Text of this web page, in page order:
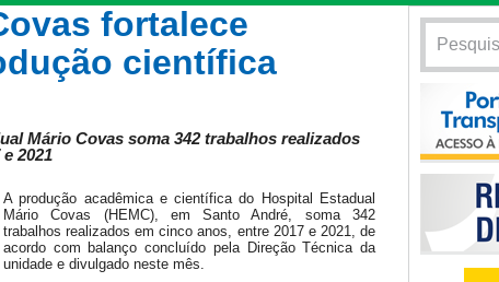
fortalece
científica
Mário Covas soma 342 trabalhos realizados
2021
A produção acadêmica e científica do Hospital Estadual
Mário Covas (HEMC), em Santo André, soma 342
trabalhos realizados em cinco anos, entre 2017 e 2021, de
acordo com balanço concluído pela Direção Técnica da
unidade e divulgado neste mês.